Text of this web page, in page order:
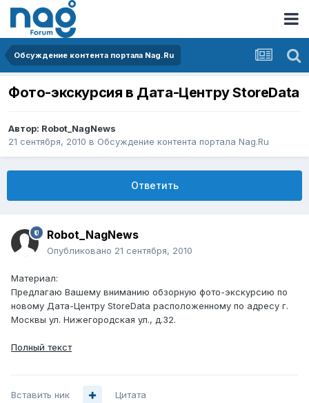
Обсуждение контента портала Nag.Ru
Фото-экскурсия в Дата-Центру StoreData
Автор: Robot_NagNews
21 сентября, 2010 в Обсуждение контента портала Nag.Ru
Ответить
Robot_NagNews
Опубликовано 21 сентября, 2010
Материал:
Предлагаю Вашему вниманию обзорную фото-экскурсию по
новому Дата-Центру StoreData расположенному по адресу г.
Москвы ул. Нижегородская ул., д.32.
Полный текст
Вставить ник Цитата